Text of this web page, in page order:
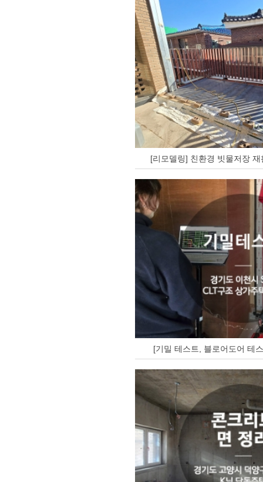
[리모델링] 친환경 빗물저장
[기밀 테스트, 블로어도어 테